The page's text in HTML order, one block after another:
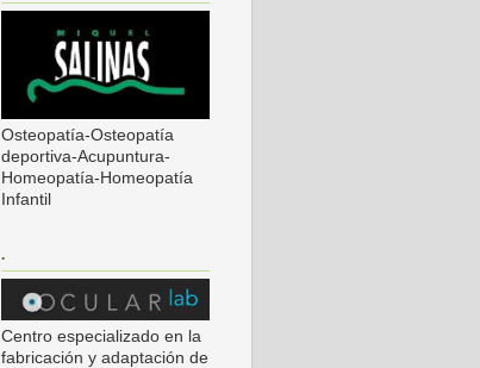
Osteopatía-Osteopatía
deportiva-Acupuntura-
Homeopatía-Homeopatía
Infantil
.
Centro especializado en la
fabricación y adaptación de